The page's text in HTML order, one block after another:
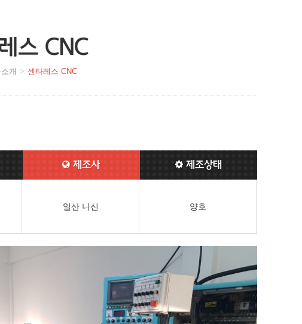
스 CNC
개 센타레스 CNC
제조사
일산 니신
제조상태
양호